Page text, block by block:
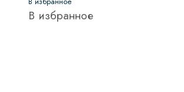
В избранное